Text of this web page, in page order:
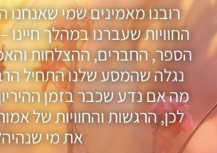
רובנו מאמינים שמי שאנחנו
החוויות שעברנו במהלך חיינו
הספר, החברים, ההצלחות
נגלה שהמסע שלנו התחיל
מה אם נדע שכבר בזמן
לכן, הרגשות והחוויות של
את מי